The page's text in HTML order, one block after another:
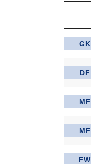
GK
DF
MF
MF
FW